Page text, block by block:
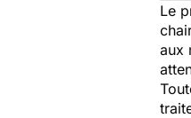
Le
aux